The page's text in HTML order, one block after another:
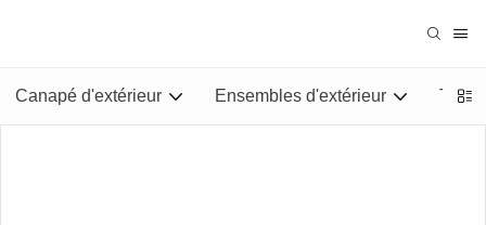
Canapé d'extérieur Ensembles d'extérieur